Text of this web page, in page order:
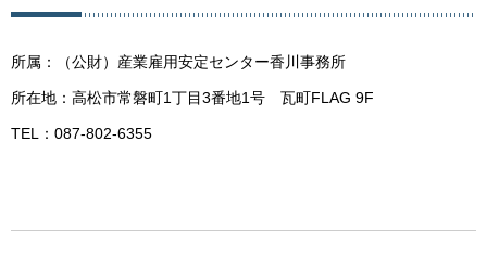
所属：（公財）産業雇用安定センター香川事務所
所在地：高松市常磐町1丁目3番地1号 瓦町FLAG 9F
TEL：087-802-6355